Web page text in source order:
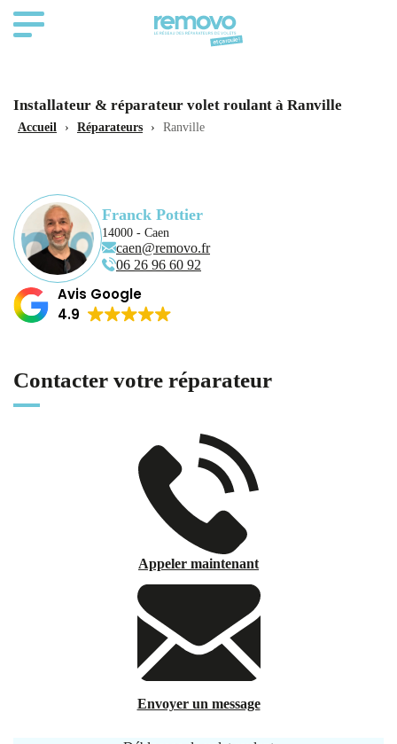
Installateur & réparateur volet roulant à Ranville
Accueil › Réparateurs › Ranville
Franck Pottier
14000 - Caen
caen@removo.fr
06 26 96 60 92
Avis Google
4.9
Contacter votre réparateur
Appeler maintenant
Envoyer un message